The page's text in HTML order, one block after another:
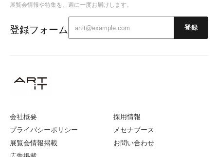
会社概要
プライバシーポリシー
展覧会情報掲載
採用情報
メセナブース
お問い合わせ
展覧会情報や特集を、週に一度お届けします。
登録フォーム 登録